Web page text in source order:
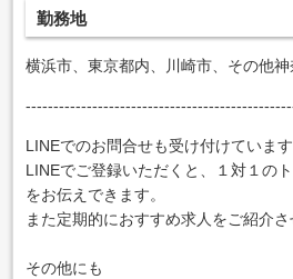
勤務地
横浜市、東京都内、川崎市、その他神
LINEでのお問合せも受け付けています
LINEでご登録いただくと、１対１の
をお伝えできます。
また定期的におすすめ求人をご紹介さ
その他にも